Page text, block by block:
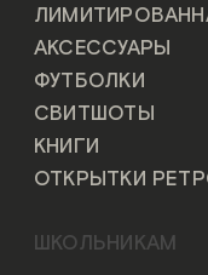
АКСЕССУАРЫ
ФУТБОЛКИ
СВИТШОТЫ
КНИГИ
ОТКРЫТКИ
ШКОЛЬНИКАМ